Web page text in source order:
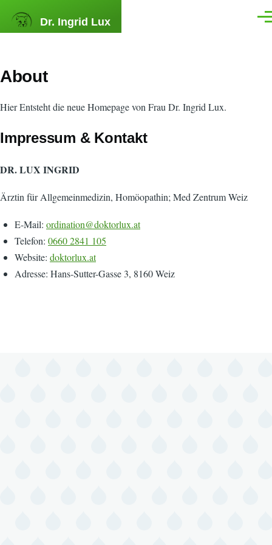
Dr. Ingrid Lux
About
Hier Entsteht die neue Homepage von Frau Dr. Ingrid Lux.
Impressum & Kontakt
DR. LUX INGRID
Ärztin für Allgemeinmedizin, Homöopathin; Med Zentrum Weiz
E-Mail: ordination@doktorlux.at
Telefon: 0660 2841 105
Website: doktorlux.at
Adresse: Hans-Sutter-Gasse 3, 8160 Weiz